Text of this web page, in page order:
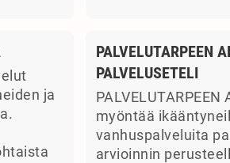
ja
PALVELUTARPEEN
PALVELUSETELI
PALVELUTARPEEN
myöntää
vanhuspalveluita
arvioinnin